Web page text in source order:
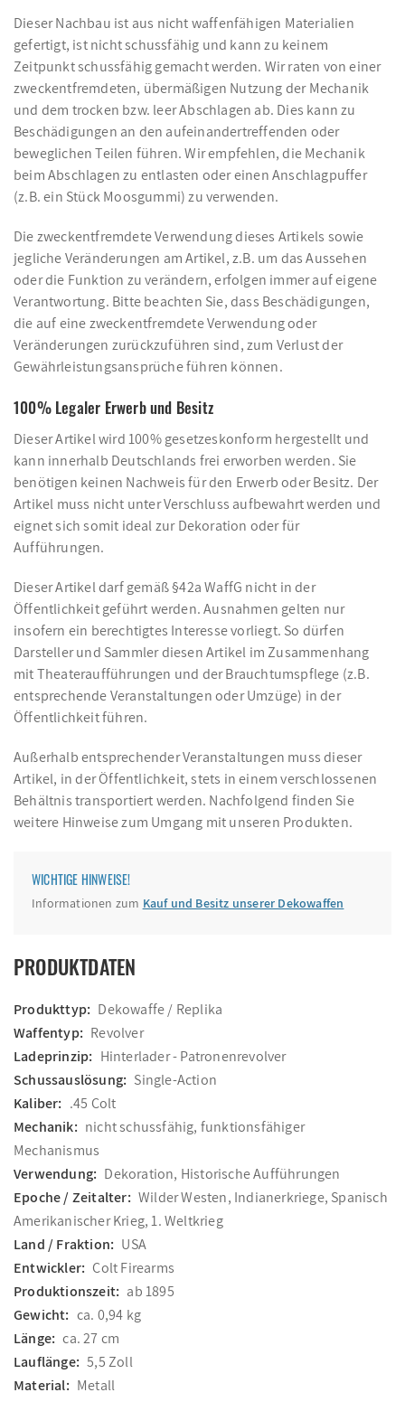
Dieser Nachbau ist aus nicht waffenfähigen Materialien
gefertigt, ist nicht schussfähig und kann zu keinem
Zeitpunkt schussfähig gemacht werden. Wir raten von einer
zweckentfremdeten, übermäßigen Nutzung der Mechanik
und dem trocken bzw. leer Abschlagen ab. Dies kann zu
Beschädigungen an den aufeinandertreffenden oder
beweglichen Teilen führen. Wir empfehlen, die Mechanik
beim Abschlagen zu entlasten oder einen Anschlagpuffer
(z.B. ein Stück Moosgummi) zu verwenden.
Die zweckentfremdete Verwendung dieses Artikels sowie
jegliche Veränderungen am Artikel, z.B. um das Aussehen
oder die Funktion zu verändern, erfolgen immer auf eigene
Verantwortung. Bitte beachten Sie, dass Beschädigungen,
die auf eine zweckentfremdete Verwendung oder
Veränderungen zurückzuführen sind, zum Verlust der
Gewährleistungsansprüche führen können.
100% Legaler Erwerb und Besitz
Dieser Artikel wird 100% gesetzeskonform hergestellt und
kann innerhalb Deutschlands frei erworben werden. Sie
benötigen keinen Nachweis für den Erwerb oder Besitz. Der
Artikel muss nicht unter Verschluss aufbewahrt werden und
eignet sich somit ideal zur Dekoration oder für
Aufführungen.
Dieser Artikel darf gemäß §42a WaffG nicht in der
Öffentlichkeit geführt werden. Ausnahmen gelten nur
insofern ein berechtigtes Interesse vorliegt. So dürfen
Darsteller und Sammler diesen Artikel im Zusammenhang
mit Theateraufführungen und der Brauchtumspflege (z.B.
entsprechende Veranstaltungen oder Umzüge) in der
Öffentlichkeit führen.
Außerhalb entsprechender Veranstaltungen muss dieser
Artikel, in der Öffentlichkeit, stets in einem verschlossenen
Behältnis transportiert werden. Nachfolgend finden Sie
weitere Hinweise zum Umgang mit unseren Produkten.
WICHTIGE HINWEISE!
Informationen zum Kauf und Besitz unserer Dekowaffen
PRODUKTDATEN
Produkttyp: Dekowaffe / Replika
Waffentyp: Revolver
Ladeprinzip: Hinterlader - Patronenrevolver
Schussauslösung: Single-Action
Kaliber: .45 Colt
Mechanik: nicht schussfähig, funktionsfähiger
Mechanismus
Verwendung: Dekoration, Historische Aufführungen
Epoche / Zeitalter: Wilder Westen, Indianerkriege, Spanisch
Amerikanischer Krieg, 1. Weltkrieg
Land / Fraktion: USA
Entwickler: Colt Firearms
Produktionszeit: ab 1895
Gewicht: ca. 0,94 kg
Länge: ca. 27 cm
Lauflänge: 5,5 Zoll
Material: Metall